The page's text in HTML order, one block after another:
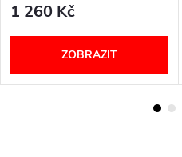
1 260 Kč
ZOBRAZIT